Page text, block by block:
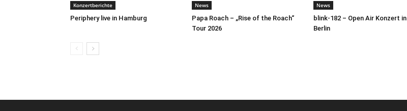
Konzertberichte
Periphery live in Hamburg
News
Papa Roach – „Rise of the Roach“
Tour 2026
News
blink-182 – Open Air Konzert in
Berlin